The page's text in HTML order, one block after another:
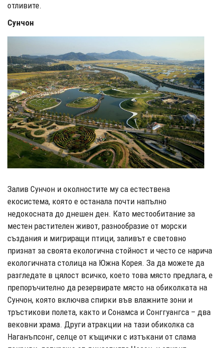
отливите.
Сунчон
Залив Сунчон и околностите му са естествена
екосистема, която е останала почти напълно
недокосната до днешен ден. Като местообитание за
местен растителен живот, разнообразие от морски
създания и мигриращи птици, заливът е световно
признат за своята екологична стойност и често се нарича
екологичната столица на Южна Корея. За да можете да
разгледате в цялост всичко, което това място предлага, е
препоръчително да резервирате място на обиколката на
Сунчон, която включва спирки във влажните зони и
тръстикови полета, както и Сонамса и Сонггуангса – два
вековни храма. Други атракции на тази обиколка са
Наганъпсонг, селце от къщички с изтъкани от слама